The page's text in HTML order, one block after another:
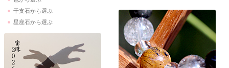
干支石から選ぶ
星座石から選ぶ